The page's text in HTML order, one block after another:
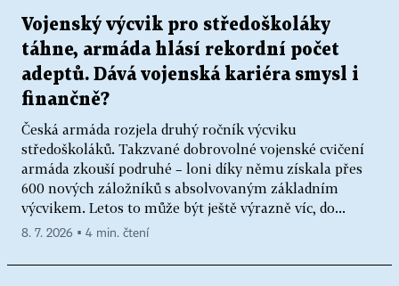
Vojenský výcvik pro středoškoláky
táhne, armáda hlásí rekordní počet
adeptů. Dává vojenská kariéra smysl i
finančně?
Česká armáda rozjela druhý ročník výcviku
středoškoláků. Takzvané dobrovolné vojenské cvičení
armáda zkouší podruhé – loni díky němu získala přes
600 nových záložníků s absolvovaným základním
výcvikem. Letos to může být ještě výrazně víc, do...
8. 7. 2026 ▪ 4 min. čtení